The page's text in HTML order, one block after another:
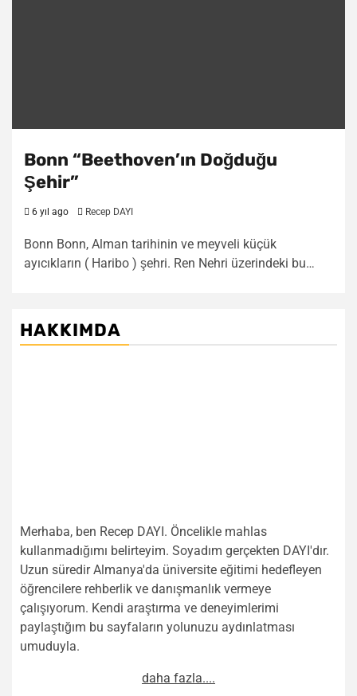
Bonn “Beethoven’ın Doğduğu
Şehir”
6 yıl ago Recep DAYI
Bonn Bonn, Alman tarihinin ve meyveli küçük
ayıcıkların ( Haribo ) şehri. Ren Nehri üzerindeki bu…
HAKKIMDA
Merhaba, ben Recep DAYI. Öncelikle mahlas
kullanmadığımı belirteyim. Soyadım gerçekten DAYI'dır.
Uzun süredir Almanya'da üniversite eğitimi hedefleyen
öğrencilere rehberlik ve danışmanlık vermeye
çalışıyorum. Kendi araştırma ve deneyimlerimi
paylaştığım bu sayfaların yolunuzu aydınlatması
umuduyla.
daha fazla....